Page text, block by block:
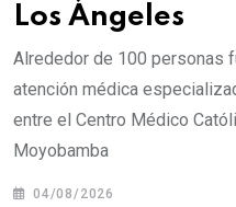
Los Ángeles
Alrededor de 100 personas
atención médica
entre el Centro Médico
Moyobamba
04/08/2026